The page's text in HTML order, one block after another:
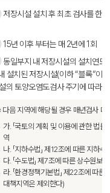
저장시설 설치 후 최초 검사를 한
15년 이후 부터는 매 2년에 1회
동일부지 내 저장시설의 설치연
설치된 저장시설(이하 “블록”이
의 토양오염도검사 주기에 따라
다음 지역에 해당될 경우 매년검사 대
가. 「국토의 계획 및 이용에 관한 법
역
나. 「지하수법」 제12조에 따른 지하수
다. 「수도법」 제7조에 따른 상수원보
라. 「환경정책기본법」 제22조에 따
대책지역은 제외한다)